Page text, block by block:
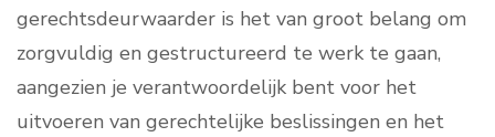
gerechtsdeurwaarder is het van groot belang om
zorgvuldig en gestructureerd te werk te gaan,
aangezien je verantwoordelijk bent voor het
uitvoeren van gerechtelijke beslissingen en het